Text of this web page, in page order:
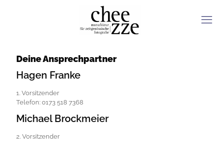
Deine Ansprechpartner
Hagen Franke
1. Vorsitzender
Telefon: 0173 518 7368
Michael Brockmeier
2. Vorsitzender